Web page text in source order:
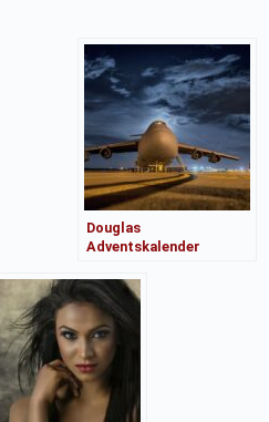
Douglas
Adventskalender
Kaufberatung